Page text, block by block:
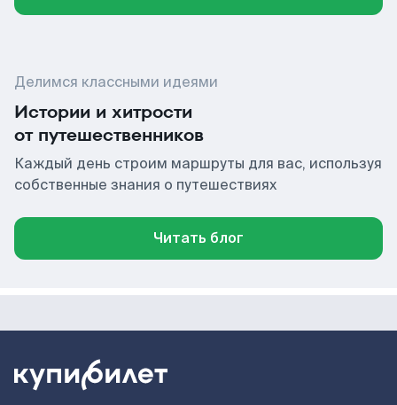
Делимся классными идеями
Истории и хитрости
от путешественников
Каждый день строим маршруты для вас, используя
собственные знания о путешествиях
Читать блог